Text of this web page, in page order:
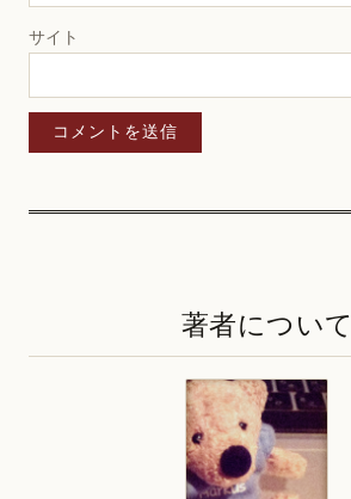
サイト
著者について